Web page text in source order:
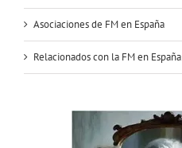
Asociaciones de FM en España
Relacionados con la FM en España